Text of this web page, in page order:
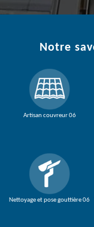
Notre
Artisan couvreur 06
Nettoyage et pose gouttière 06